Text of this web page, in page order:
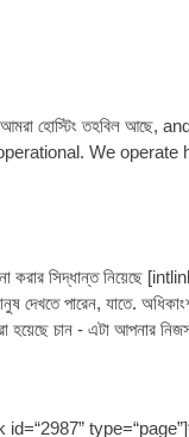
হোস্টিং তহবিল আছে,
We oper­ate
করার সিদ্ধান্ত নিয়েছে [
দেখতে পারেন, যাতে.
চান - এটা আপনার
id=“2987” type=“page”